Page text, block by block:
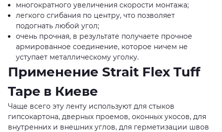
многократного увеличения скорости монтажа;
легкого сгибания по центру, что позволяет
подогнать любой угол;
очень прочная, в результате получаете прочное
армированное соединение, которое ничем не
уступает металлическому уголку.
Применение Strait Flex Tuff
Tape в Киеве
Чаще всего эту ленту используют для стыков
гипсокартона, дверных проемов, оконных укосов, для
внутренних и внешних углов, для герметизации швов